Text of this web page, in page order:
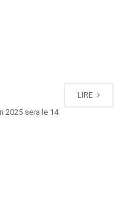
LIRE
2025 sera le 14